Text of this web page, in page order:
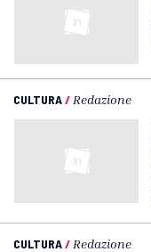
CULTURA/ Redazione
CULTURA/ Redazione